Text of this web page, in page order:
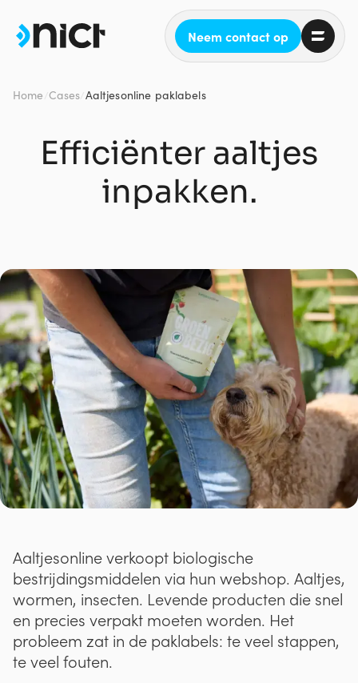
Neem contact op
Home Cases Aaltjesonline paklabels
Efficiënter aaltjes
inpakken.
Aaltjesonline verkoopt biologische
bestrijdingsmiddelen via hun webshop. Aaltjes,
wormen, insecten. Levende producten die snel
en precies verpakt moeten worden. Het
probleem zat in de paklabels: te veel stappen,
te veel fouten.